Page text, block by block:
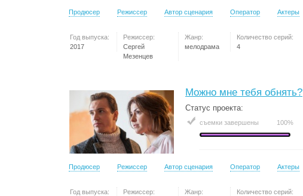
Продюсер Режиссер Автор сценария Оператор Актеры
Год выпуска:
2017
Режиссер:
Сергей
Мезенцев
Жанр:
мелодрама
Количество серий:
4
Можно мне тебя обнять?
Статус проекта:
съемки завершены 100%
Продюсер Режиссер Автор сценария Оператор Актеры
Год выпуска:
Режиссер:
Жанр:
Количество серий: